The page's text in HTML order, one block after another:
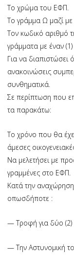
Το χρώμα του ΕΦΠ.
Το γράμμα Ω μαζί με
Τον κωδικό αριθμό
γράμματα με έναν
Για να διαπιστώσει
ανακοινώσεις
συνθηματικά.
Σε περίπτωση που
τα παρακάτω:
Το χρόνο που θα
άμεσες
Να μελετήσει με
γραμμένες στο ΕΦΠ.
Κατά την
οπωσδήποτε :
— Τροφή για δύο (2)
— Την Αστυνομική